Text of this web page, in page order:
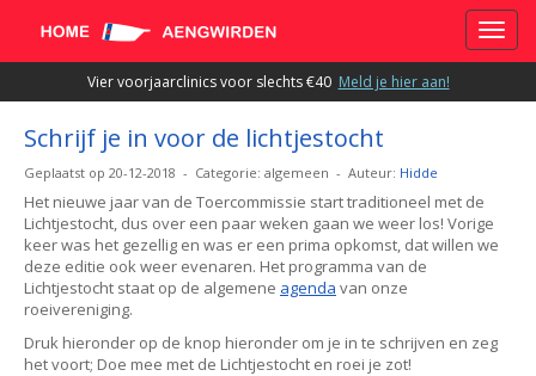
Vier voorjaarclinics voor slechts €40 Meld je hier aan!
Schrijf je in voor de lichtjestocht
Geplaatst op 20-12-2018 - Categorie: algemeen - Auteur: Hidde
Het nieuwe jaar van de Toercommissie start traditioneel met de
Lichtjestocht, dus over een paar weken gaan we weer los! Vorige
keer was het gezellig en was er een prima opkomst, dat willen we
deze editie ook weer evenaren. Het programma van de
Lichtjestocht staat op de algemene agenda van onze
roeivereniging.
Druk hieronder op de knop hieronder om je in te schrijven en zeg
het voort; Doe mee met de Lichtjestocht en roei je zot!